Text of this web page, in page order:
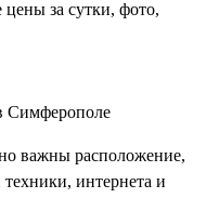
за сутки, фото,
Симферополе
важны расположение,
интернета и